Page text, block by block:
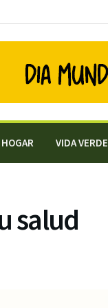
VIDA VERDE
salud